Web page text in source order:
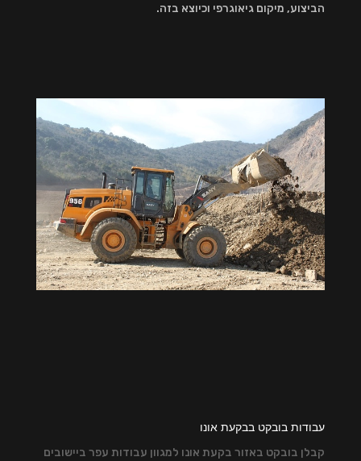
הביצוע, מיקום גיאוגרפי וכיוצא בזה.
עבודות בובקט בבקעת אונו
קבלן בובקט באזור בקעת אונו למגוון עבודות עפר ביישובים